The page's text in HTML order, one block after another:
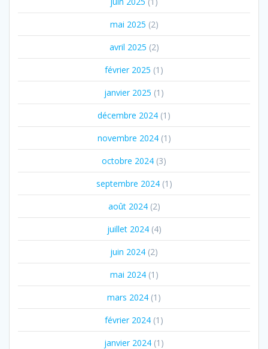
mai 2025 (2)
avril 2025 (2)
février 2025 (1)
janvier 2025 (1)
décembre 2024 (1)
novembre 2024(1)
octobre 2024 (3)
septembre 2024(1)
août 2024(2)
juillet 2024(4)
juin 2024 (2)
mai 2024(1)
mars 2024 (1)
février 2024 (1)
janvier 2024 (1)